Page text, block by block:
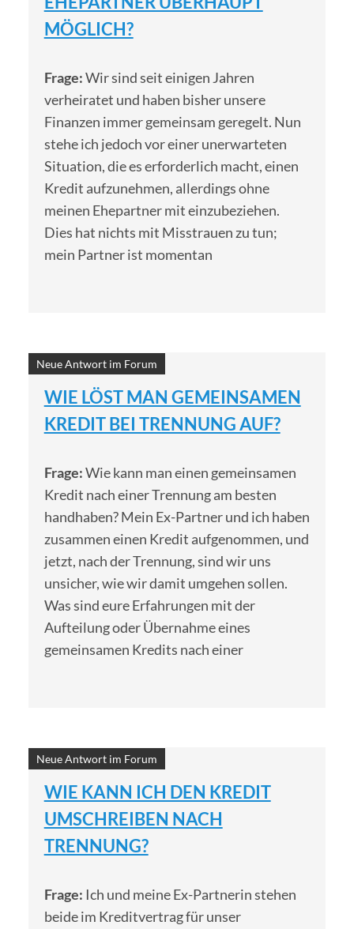
MÖGLICH?
Frage:Wir sind seit einigen Jahren
verheiratet und haben bisher unsere
Finanzen immer gemeinsam geregelt. Nun
stehe ich jedoch vor einer unerwarteten
Situation, die es erforderlich macht, einen
Kredit aufzunehmen, allerdings ohne
meinen Ehepartner mit einzubeziehen.
Dies hat nichts mit Misstrauen zu tun;
mein Partner ist momentan
Neue Antwort im Forum
WIE LÖST MAN GEMEINSAMEN
KREDIT BEI TRENNUNG AUF?
Frage:Wie kann man einen gemeinsamen
Kredit nach einer Trennung am besten
handhaben? Mein Ex-Partner und ich haben
zusammen einen Kredit aufgenommen, und
jetzt, nach der Trennung, sind wir uns
unsicher, wie wir damit umgehen sollen.
Was sind eure Erfahrungen mit der
Aufteilung oder Übernahme eines
gemeinsamen Kredits nach einer
Neue Antwort im Forum
WIE KANN ICH DEN KREDIT
UMSCHREIBEN NACH
TRENNUNG?
Frage: Ich und meine Ex-Partnerin stehen
beide im Kreditvertrag für unser